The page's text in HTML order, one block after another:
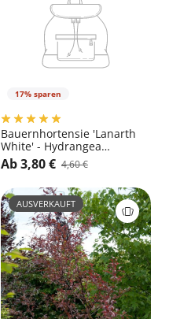
17% sparen
Bauernhortensie 'Lanarth
White' - Hydrangea
macrophylla 'Lanarth White'
Ab 3,80 € 4,60 €
AUSVERKAUFT